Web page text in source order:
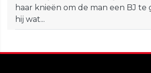
haar knieën om de man een BJ te
hij wat...